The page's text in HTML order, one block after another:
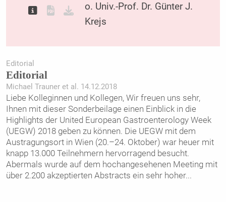
o. Univ.-Prof. Dr. Günter J.
Krejs
Editorial
Editorial
Michael Trauner et al. 14.12.2018
Liebe Kolleginnen und Kollegen, Wir freuen uns sehr,
Ihnen mit dieser Sonderbeilage einen Einblick in die
Highlights der United European Gastroenterology Week
(UEGW) 2018 geben zu können. Die UEGW mit dem
Austragungsort in Wien (20.–24. Oktober) war heuer mit
knapp 13.000 Teilnehmern hervorragend besucht.
Abermals wurde auf dem hochangesehenen Meeting mit
über 2.200 akzeptierten Abstracts ein sehr hoher...